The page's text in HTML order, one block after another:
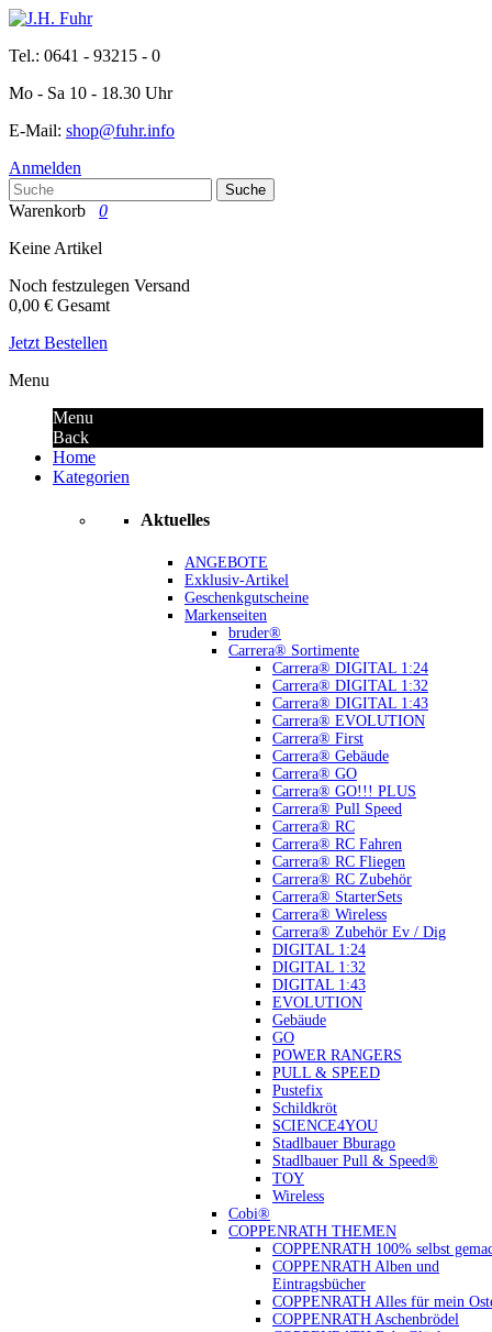
Tel.: 0641 - 93215 - 0
Mo - Sa 10 - 18.30 Uhr
E-Mail: shop@fuhr.info
Anmelden
Suche
Warenkorb
0
Keine Artikel
Noch festzulegen Versand
0,00 € Gesamt
Jetzt Bestellen
Menu
Menu
Back
Home
Kategorien
Aktuelles
ANGEBOTE
Exklusiv-Artikel
Geschenkgutscheine
Markenseiten
bruder®
Carrera® Sortimente
Carrera® DIGITAL 1:24
Carrera® DIGITAL 1:32
Carrera® DIGITAL 1:43
Carrera® EVOLUTION
Carrera® First
Carrera® Gebäude
Carrera® GO
Carrera® GO!!! PLUS
Carrera® Pull Speed
Carrera® RC
Carrera® RC Fahren
Carrera® RC Fliegen
Carrera® RC Zubehör
Carrera® StarterSets
Carrera® Wireless
Carrera® Zubehör Ev / Dig
DIGITAL 1:24
DIGITAL 1:32
DIGITAL 1:43
EVOLUTION
Gebäude
GO
POWER RANGERS
PULL & SPEED
Pustefix
Schildkröt
SCIENCE4YOU
Stadlbauer Bburago
Stadlbauer Pull & Speed®
TOY
Wireless
Cobi®
COPPENRATH THEMEN
COPPENRATH 100% selbst
COPPENRATH Alben und
Eintragsbücher
COPPENRATH Alles für mein
COPPENRATH Aschenbrödel